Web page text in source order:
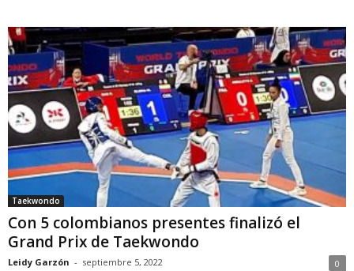
Taekwondo
Con 5 colombianos presentes finalizó el
Grand Prix de Taekwondo
Leidy Garzón - septiembre 5, 2022 0